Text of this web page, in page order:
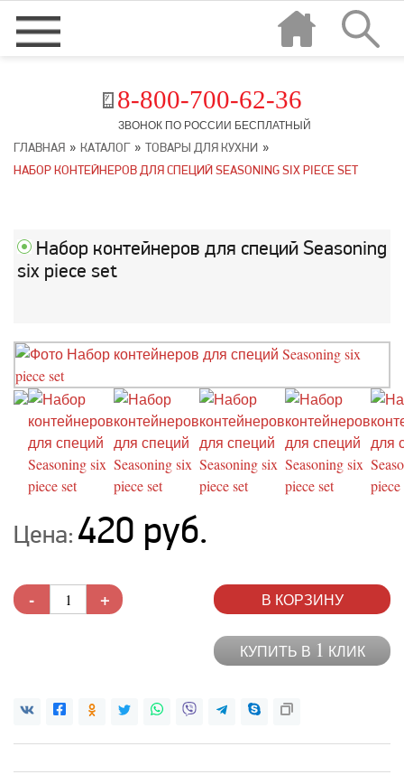
8-800-700-62-36
ЗВОНОК ПО РОССИИ БЕСПЛАТНЫЙ
ГЛАВНАЯ » КАТАЛОГ » ТОВАРЫ ДЛЯ КУХНИ »
НАБОР КОНТЕЙНЕРОВ ДЛЯ СПЕЦИЙ SEASONING SIX PIECE SET
Набор контейнеров для специй Seasoning
six piece set
Цена: 420 руб.
- + В КОРЗИНУ
КУПИТЬ В 1 КЛИК